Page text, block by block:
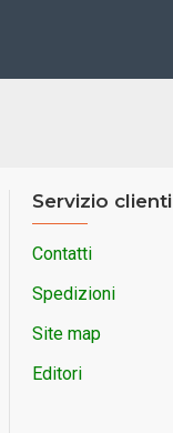
Servizio clienti
Contatti
Spedizioni
Site map
Editori